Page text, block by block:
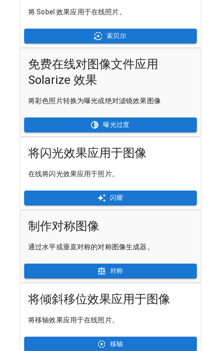
将 Sobel 效果应用于在线照片。
索贝尔
免费在线对图像文件应用
Solarize 效果
将彩色照片转换为曝光或绝对滤镜效果图像
曝光过度
将闪光效果应用于图像
在线将闪光效果应用于照片。
闪耀
制作对称图像
通过水平或垂直对称的对称图像生成器。
对称
将倾斜移位效果应用于图像
将移轴效果应用于在线照片。
移轴